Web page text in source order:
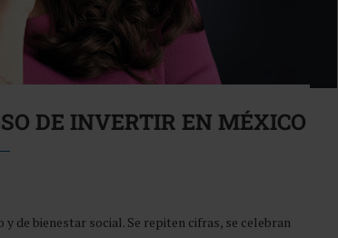
DE INVERTIR EN MÉXICO
de bienestar social. Se repiten cifras, se celebran